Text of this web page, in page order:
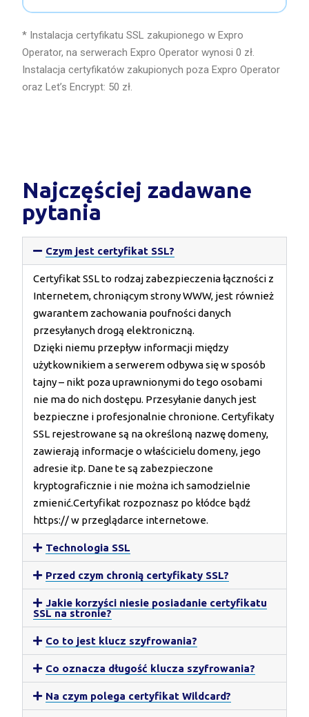
* Instalacja certyfikatu SSL zakupionego w Expro
Operator, na serwerach Expro Operator wynosi 0 zł.
Instalacja certyfikatów zakupionych poza Expro Operator
oraz Let’s Encrypt: 50 zł.
Najczęściej zadawane
pytania
Czym jest certyfikat SSL?
Certyfikat SSL to rodzaj zabezpieczenia łączności z
Internetem, chroniącym strony WWW, jest również
gwarantem zachowania poufności danych
przesyłanych drogą elektroniczną.
Dzięki niemu przepływ informacji między
użytkownikiem a serwerem odbywa się w sposób
tajny – nikt poza uprawnionymi do tego osobami
nie ma do nich dostępu. Przesyłanie danych jest
bezpieczne i profesjonalnie chronione. Certyfikaty
SSL rejestrowane są na określoną nazwę domeny,
zawierają informacje o właścicielu domeny, jego
adresie itp. Dane te są zabezpieczone
kryptograficznie i nie można ich samodzielnie
zmienić.Certyfikat rozpoznasz po kłódce bądź
https:// w przeglądarce internetowe.
Technologia SSL
Przed czym chronią certyfikaty SSL?
Jakie korzyści niesie posiadanie certyfikatu
SSL na stronie?
Co to jest klucz szyfrowania?
Co oznacza długość klucza szyfrowania?
Na czym polega certyfikat Wildcard?